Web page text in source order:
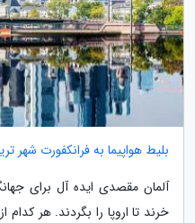
بلیط هواپیما به فرانکفورت شهر
آلمان مقصدی ایده آل برای
خرند تا اروپا را بگردند. هر